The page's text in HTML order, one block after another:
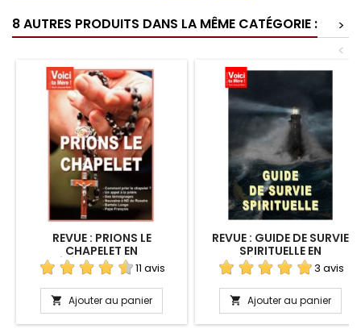
8 AUTRES PRODUITS DANS LA MÊME CATÉGORIE :
>
<
REVUE : PRIONS LE
CHAPELET EN
TÉLÉCHARGEMENT
11 avis
 Ajouter au panier
REVUE : GUIDE DE SURVIE
SPIRITUELLE EN
TÉLÉCHARGEMENT
3 avis
 Ajouter au panier